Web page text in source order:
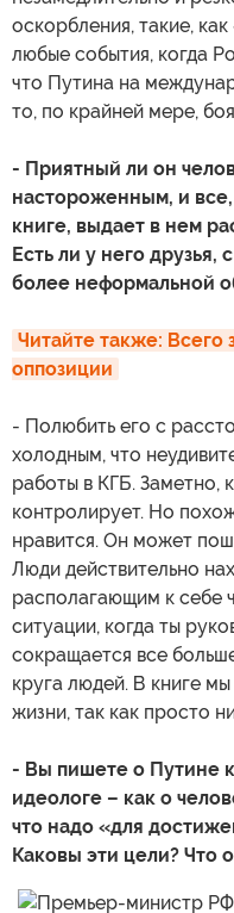
оскорбления, такие,
любые события, когда
что Путина на
то, по крайней мере,
- Приятный ли он
настороженным, и
книге, выдает в нем
Есть ли у него
более неформальной
Читайте также: Всего
оппозиции
- Полюбить его с
холодным, что
работы в КГБ. Заметно,
контролирует. Но
нравится. Он может
Люди действительно
располагающим к себе
ситуации, когда ты
сокращается все
круга людей. В книге
жизни, так как просто
- Вы пишете о Путине
идеологе – как о
что надо «для
Каковы эти цели? Что